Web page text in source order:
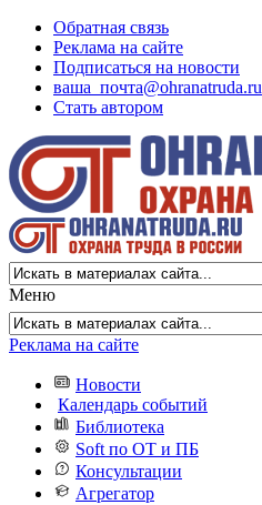
Обратная связь
Реклама на сайте
Подписаться на новости
ваша_почта@ohranatruda.ru
Стать автором
Меню
Реклама на сайте
Новости
Календарь событий
Библиотека
Soft по ОТ и ПБ
Консультации
Агрегатор